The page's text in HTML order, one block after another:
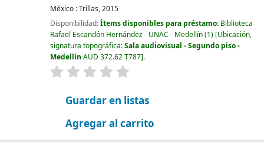
México :Trillas,2015
Disponibilidad:Ítems disponibles para préstamo: Biblioteca
Rafael Escandón Hernández - UNAC - Medellín(1) Ubicación,
signatura topográfica:Sala audiovisual - Segundo piso -
Medellín AUD 372.62 T787 .
valoración
Guardar en listas
Agregar al carrito